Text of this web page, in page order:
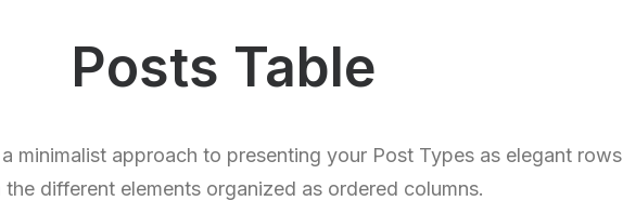
Posts Table
minimalist approach to presenting your Post Types as elegant rows
the different elements organized as ordered columns.